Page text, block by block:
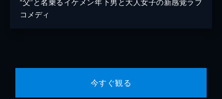
コメディ
今すぐ観る